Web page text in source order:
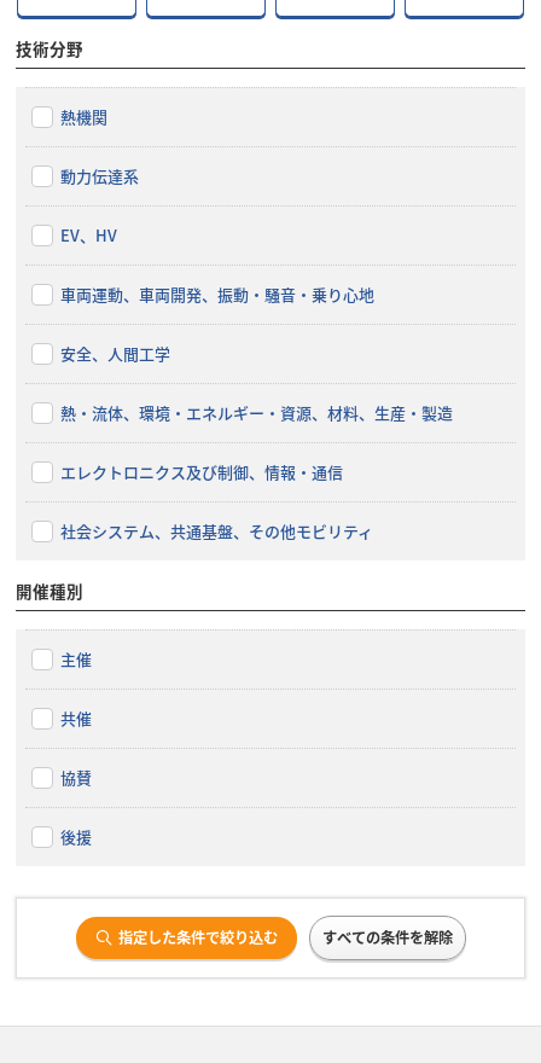
技術分野
熱機関
動力伝達系
EV、HV
車両運動、車両開発、振動・騒音・乗り心地
安全、人間工学
熱・流体、環境・エネルギー・資源、材料、生産・製造
エレクトロニクス及び制御、情報・通信
社会システム、共通基盤、その他モビリティ
開催種別
主催
共催
協賛
後援
指定した条件で絞り込む すべての条件を解除